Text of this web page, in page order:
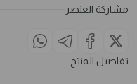
مشاركة العنصر
تفاصيل المنتج